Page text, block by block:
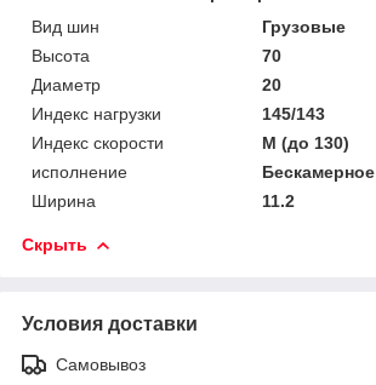
Вид шин
Грузовые
Высота
70
Диаметр
20
Индекс нагрузки
145/143
Индекс скорости
M (до 130)
исполнение
Бескамерное
Ширина
11.2
Скрыть
Условия доставки
Самовывоз